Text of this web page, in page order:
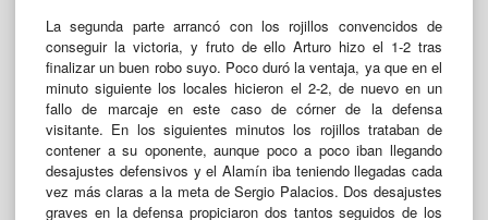
La segunda parte arrancó con los rojillos convencidos de
conseguir la victoria, y fruto de ello Arturo hizo el 1-2 tras
finalizar un buen robo suyo. Poco duró la ventaja, ya que en el
minuto siguiente los locales hicieron el 2-2, de nuevo en un
fallo de marcaje en este caso de córner de la defensa
visitante. En los siguientes minutos los rojillos trataban de
contener a su oponente, aunque poco a poco iban llegando
desajustes defensivos y el Alamín iba teniendo llegadas cada
vez más claras a la meta de Sergio Palacios. Dos desajustes
graves en la defensa propiciaron dos tantos seguidos de los